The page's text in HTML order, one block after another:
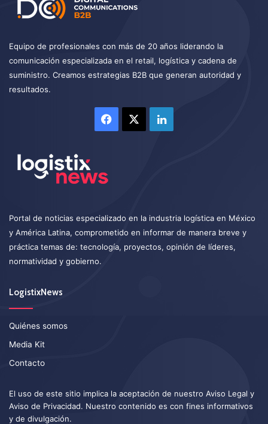
Equipo de profesionales con más de 20 años liderando la
comunicación especializada en el retail, logística y cadena de
suministro. Creamos estrategias B2B que generan autoridad y
resultados.
Facebook LinkedIn
Portal de noticias especializado en la industria logística en México
y América Latina, comprometido en informar de manera breve y
práctica temas de: tecnología, proyectos, opinión de líderes,
normatividad y gobierno.
LogistixNews
Quiénes somos
Media Kit
Contacto
El uso de este sitio implica la aceptación de nuestro Aviso Legal y
Aviso de Privacidad. Nuestro contenido es con fines informativos
y de divulgación.